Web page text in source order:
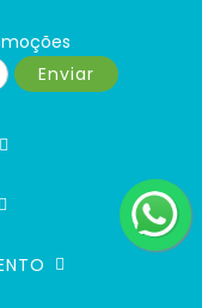
Enviar